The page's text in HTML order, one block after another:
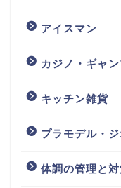
アイスマン
カジノ・ギャ
キッチン雑貨
プラモデル・
体調の管理と対